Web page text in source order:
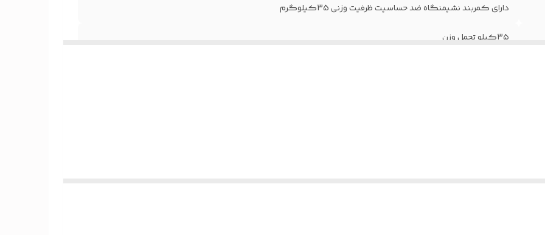
دارای کمربند نشیمنگاه ضد حساسیت ظرفیت وزنی 35کیلوگرم
۳۵کیلو تحمل وزن